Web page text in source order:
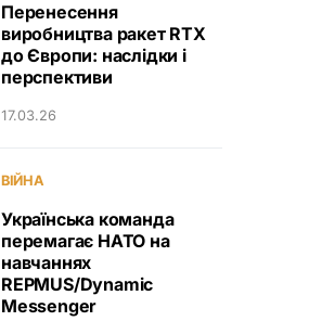
Перенесення
виробництва ракет RTX
до Європи: наслідки і
перспективи
17.03.26
ВІЙНА
Українська команда
перемагає НАТО на
навчаннях
REPMUS/Dynamic
Messenger